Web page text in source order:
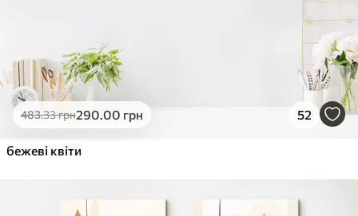
483.33грн290.00 грн 52
бежеві квіти